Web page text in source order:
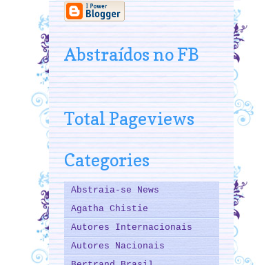
Abstraídos no FB
Total Pageviews
Categories
Abstraia-se News
Agatha Chistie
Autores Internacionais
Autores Nacionais